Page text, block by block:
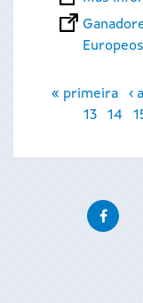
Páginas
« primeira ‹
13
14